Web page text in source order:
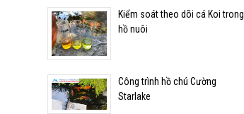
Kiểm soát theo dõi cá Koi trong
hồ nuôi
Công trình hồ chú Cường
Starlake
"STRESS" trên cá KOI
Bệnh Đốm Trắng - Trùng